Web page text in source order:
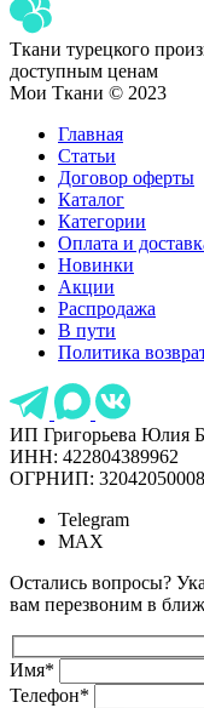
Ткани турецкого
доступным ценам
Мои Ткани © 2023
Главная
Статьи
Договор оферты
Каталог
Категории
Оплата и
Новинки
Акции
Распродажа
В пути
Политика
ИП Григорьева Юлия
ИНН: 422804389962
ОГРНИП:
Telegram
MAX
Остались вопросы?
вам перезвоним в
Имя*
Телефон*